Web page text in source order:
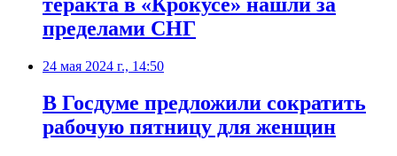
пределами СНГ
24 мая 2024 г., 14:50
В Госдуме предложили сократить
рабочую пятницу для женщин